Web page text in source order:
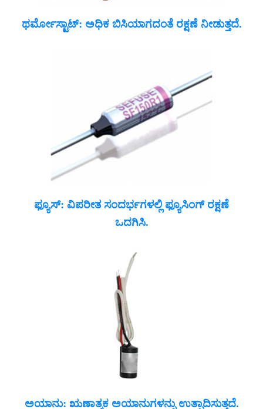
ಥರ್ಮೋಸ್ಟಾಟ್: ಅಧಿಕ ಬಿಸಿಯಾಗದಂತೆ ರಕ್ಷಣೆ ನೀಡುತ್ತದೆ.
ಫ್ಯೂಸ್: ವಿಪರೀತ ಸಂದರ್ಭಗಳಲ್ಲಿ ಫ್ಯೂಸಿಂಗ್ ರಕ್ಷಣೆ
ಒದಗಿಸಿ.
ಅಯಾನು: ಋಣಾತ್ಮಕ ಅಯಾನುಗಳನ್ನು ಉತ್ಪಾದಿಸುತ್ತದೆ.